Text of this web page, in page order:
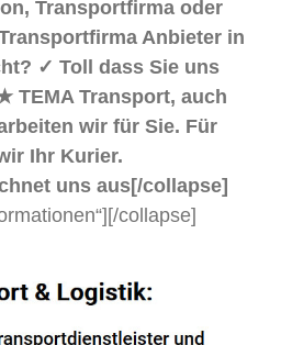
Transportfirma oder
Anbieter in
✓ Toll dass Sie uns
Transport, auch
wir für Sie. Für
Ihr Kurier.
uns aus[/collapse]
[/collapse]